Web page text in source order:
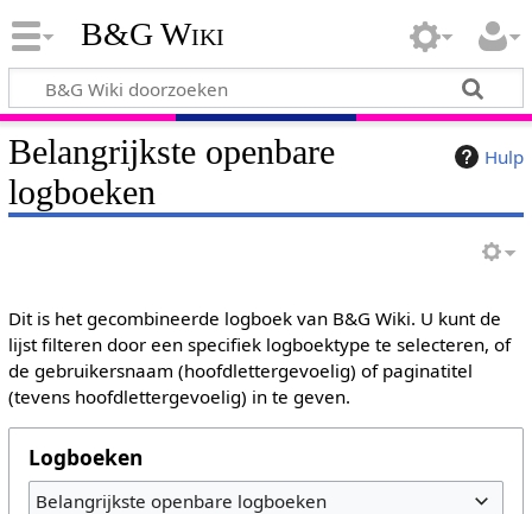
B&G Wiki
Hulp
Belangrijkste openbare
logboeken
Dit is het gecombineerde logboek van B&G Wiki. U kunt de
lijst filteren door een specifiek logboektype te selecteren, of
de gebruikersnaam (hoofdlettergevoelig) of paginatitel
(tevens hoofdlettergevoelig) in te geven.
Logboeken
Belangrijkste openbare logboeken